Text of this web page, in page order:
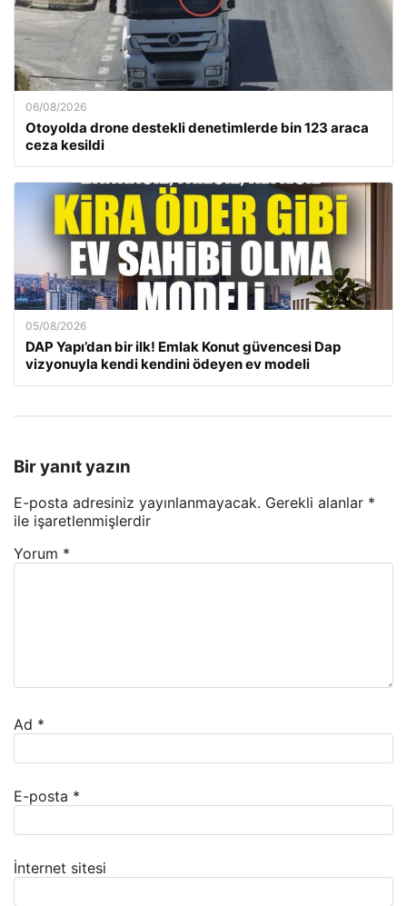
06/08/2026
Otoyolda drone destekli denetimlerde bin 123 araca
ceza kesildi
05/08/2026
DAP Yapı’dan bir ilk! Emlak Konut güvencesi Dap
vizyonuyla kendi kendini ödeyen ev modeli
Bir yanıt yazın
E-posta adresiniz yayınlanmayacak. Gerekli alanlar *
ile işaretlenmişlerdir
Yorum *
Ad *
E-posta *
İnternet sitesi